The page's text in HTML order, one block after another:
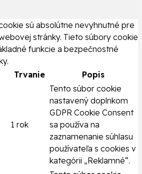
sú absolútne nevyhnutné pre
stránky. Tieto súbory cookie
funkcie a bezpečnostné
Trvanie Popis
1 rok
Tento súbor cookie
nastavený doplnkom
GDPR Cookie Consent
sa používa na
zaznamenanie súhlasu
používateľa s cookies v
kategórii „Reklamné“.